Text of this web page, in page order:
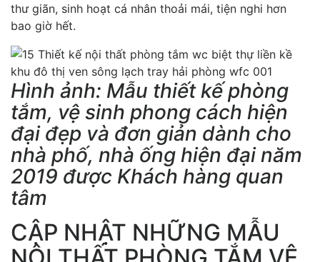
thư giãn, sinh hoạt cá nhân thoải mái, tiện nghi hơn
bao giờ hết.
Hình ảnh: Mẫu thiết kế phòng
tắm, vệ sinh phong cách hiện
đại đẹp và đơn giản dành cho
nhà phố, nhà ống hiện đại năm
2019 được Khách hàng quan
tâm
CẬP NHẬT NHỮNG MẪU